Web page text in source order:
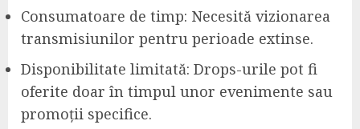
Consumatoare de timp: Necesită vizionarea
transmisiunilor pentru perioade extinse.
Disponibilitate limitată: Drops-urile pot fi
oferite doar în timpul unor evenimente sau
promoții specifice.